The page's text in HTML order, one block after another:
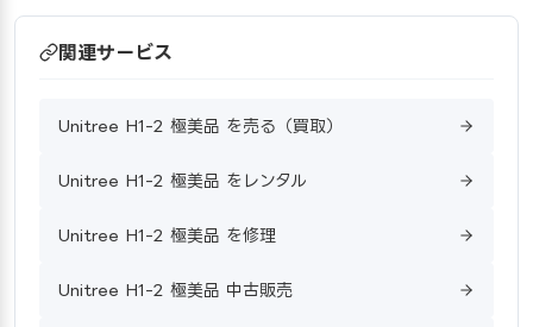
関連サービス
Unitree H1-2 極美品 を売る（買取）
Unitree H1-2 極美品 をレンタル
Unitree H1-2 極美品 を修理
Unitree H1-2 極美品 中古販売